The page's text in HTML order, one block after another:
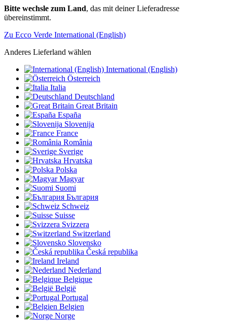
Bitte wechsle zum Land, das mit deiner Lieferadresse
übereinstimmt.
Zu Ecco Verde International (English)
Anderes Lieferland wählen
International (English)
Österreich
Italia
Deutschland
Great Britain
España
Slovenija
France
România
Sverige
Hrvatska
Polska
Magyar
Suomi
България
Schweiz
Suisse
Svizzera
Switzerland
Slovensko
Česká republika
Ireland
Nederland
Belgique
België
Portugal
Belgien
Norge